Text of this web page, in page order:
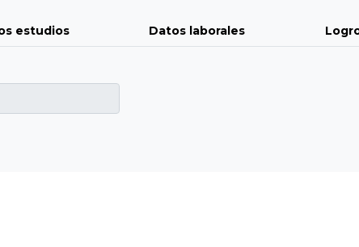
estudios Datos laborales